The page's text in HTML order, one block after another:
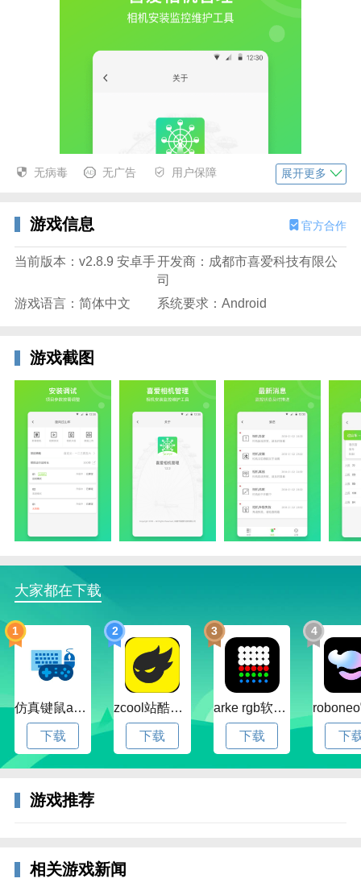
喜爱相机管理最新版特点
远程监控相机，即使自己不在相机的周边也能通过手机
对相机的状态进行实时的监控；
一览相机电量，随手打开app即可直观的查看相机当前
的剩余电量而能够随时充电；
查看相机运行，作为管理人员可以在此查看各个区域之
内安装的相机运行状态；
在线升级相机，如果智能相机有新的版本则可以这里及
智能拍摄照片，在游乐园的时候如果客户有需求的时候
可以为其智能拍摄照片和视频；
适用范围广泛，这款应用可以为全国的工程师、全国的
游乐场工作人员使用；
软件亮点
1、通过应用就能实现拍摄，并且在应用中就能清楚了
3、所有的故障信息在应用中就能清楚了解，便于用户
无病毒 无广告 用户保障 展开更多
游戏信息 官方合作
当前版本：v2.8.9 安卓手开发商：成都市喜爱科技有限公
司
游戏语言：简体中文
系统要求：Android
游戏截图
大家都在下载
1
仿真键鼠app官方版下载v1.4.3.58 安卓最新版
下载
2
zcool站酷官方版下载v5.15.0 安卓最新版本
下载
3
arke rgb软件下载v20.0 安卓版
下载
4
下
游戏推荐
相关游戏新闻